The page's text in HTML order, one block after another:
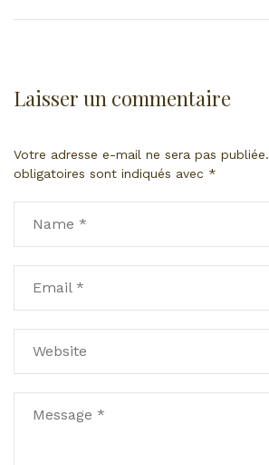
Laisser un commentaire
Votre adresse e-mail ne sera pas publiée.
obligatoires sont indiqués avec *